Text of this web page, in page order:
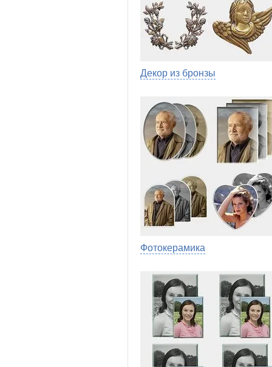
Декор из бронзы
Фотокерамика